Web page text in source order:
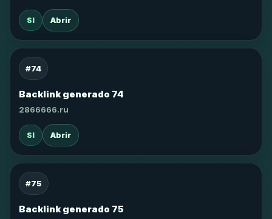
SI Abrir
#74
Backlink generado 74
2866666.ru
SI Abrir
#75
Backlink generado 75